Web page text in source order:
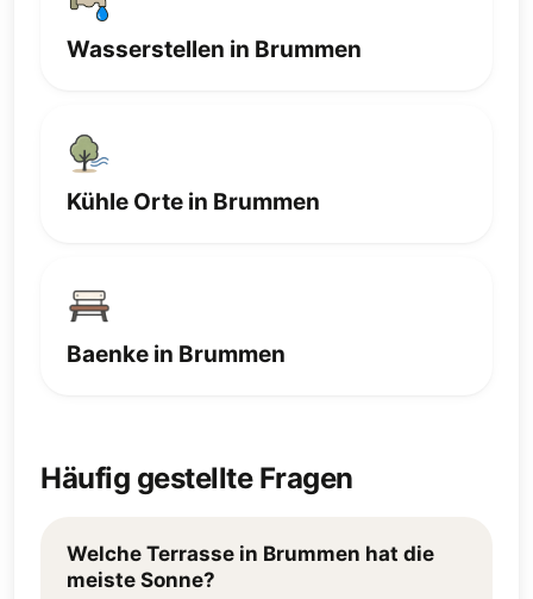
Wasserstellen in Brummen
Kühle Orte in Brummen
Baenke in Brummen
Häufig gestellte Fragen
Welche Terrasse in Brummen hat die
meiste Sonne?